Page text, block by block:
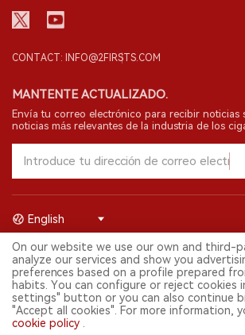
CONTACT: INFO@2FIRSTS.COM
MANTENTE ACTUALIZADO.
Envía tu correo electrónico para recibir noticias
noticias más relevantes de la industria de los
© 2026 Shenzhen 2FIRSTS Technology Co.,Ltd.
reservados.
2FIRSTS solo es accesible para profesionales de
investigadores, medios y otros profesionales. El
está prohibido.
Este sitio web presta servicios a usuarios fuera
continental. Para usuarios en la China continental,
English
On our website we use our own and third-
analyze our services and show you
preferences based on a profile prepared
habits. You can configure or reject cookies
settings" button or you can also continue
"Accept all cookies". For more information,
cookie policy